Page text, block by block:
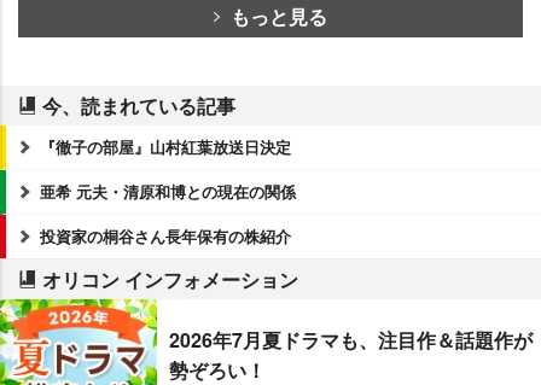
もっと見る
今、読まれている記事
『徹子の部屋』山村紅葉放送日決定
亜希 元夫・清原和博との現在の関係
投資家の桐谷さん長年保有の株紹介
オリコン インフォメーション
2026年7月夏ドラマも、注目作＆話題作が
勢ぞろい！